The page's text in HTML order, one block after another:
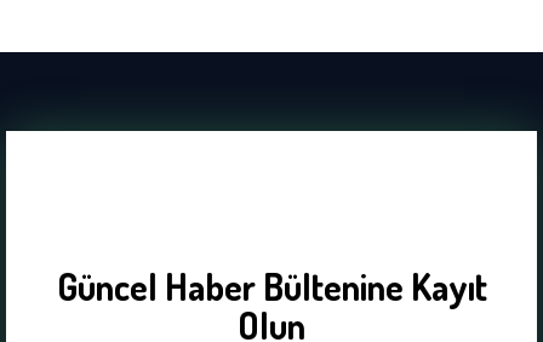
Güncel Haber Bültenine Kayıt
Olun